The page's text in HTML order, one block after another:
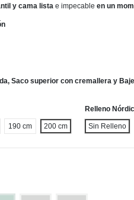
y cama lista e impecableen un
Saco superior con cremallera y
190 cm 200 cm
Relleno
Sin Relleno